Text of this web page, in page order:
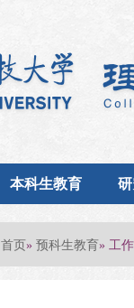
本科生教育
首页» 预科生教育» 工